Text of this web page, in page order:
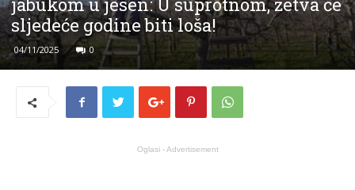
jabukom u jesen: U suprotnom, žetva će
sljedeće godine biti loša!
04/11/2025 0
Oglasi - Advertisement